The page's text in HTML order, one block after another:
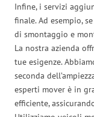
Infine, i servizi
finale. Ad esempio,
di smontaggio e
La nostra azienda
tue esigenze.
seconda
esperti mover è in
efficiente,